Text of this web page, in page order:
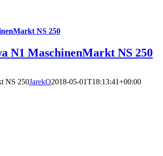
NS 250
N1 MaschinenMarkt NS 250
NS 250JarekO2018-05-01T18:13:41+00:00